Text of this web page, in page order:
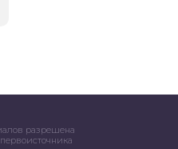
разрешена